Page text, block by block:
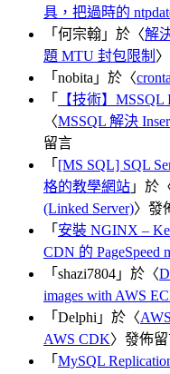
具，把過時的
「 何宗翰 」於〈解
題 MTU 封包限制
「 nobita 」於〈
「
【技術】
〈MSSQL 解決
留言
「 [MS SQL] SQL
格的教學網站 」於
(Linked Server)〉發
「 安裝 NGINX –
CDN 的 PageSpeed
「 shazi7804 」於〈
images with AWS
「 Delphi 」於〈
AWS CDK〉發佈
「 MySQL